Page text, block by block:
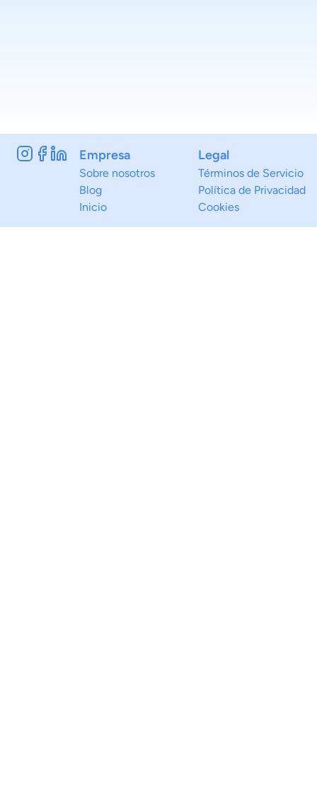
Empresa
Sobre nosotros
Blog
Inicio
Legal
Términos de Servicio
Política de Privacidad
Cookies